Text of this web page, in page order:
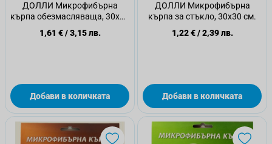
ДОЛЛИ Микрофибърна
кърпа обезмасляваща, 30х30
1,61 €/3,15 лв.
Добави в количката
ДОЛЛИ Микрофибърна
кърпа за стъкло, 30х30 см.
1,22 €/2,39 лв.
Добави в количката